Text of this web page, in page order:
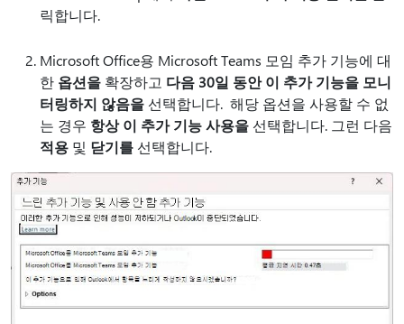
릭합니다.
Microsoft Office용 Microsoft Teams 모임 추가 기능에 대
한 옵션을 확장하고 다음 30일 동안 이 추가 기능을 모니
터링하지 않음을 선택합니다. 해당 옵션을 사용할 수 없
는 경우 항상 이 추가 기능 사용을 선택합니다. 그런 다음
적용 및 닫기를 선택합니다.